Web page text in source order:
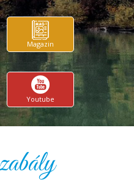
Magazin
Youtube